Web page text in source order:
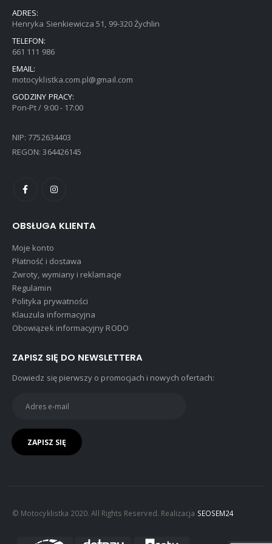
ADRES:
Henryka Sienkiewicza 51, 99-320 Żychlin
TELEFON:
661 111 986
EMAIL:
motocyklistka.com.pl@gmail.com
GODZINY PRACY:
Pon-Pt / 9:00 - 17:00
NIP: 7752634403
REGON: 364426145
OBSŁUGA KLIENTA
Moje konto
Płatność i dostawa
Zwroty, wymiany i reklamacje
Regulamin
Polityka prywatności
Klauzula informacyjna
Obowiązek informacyjny RODO
ZAPISZ SIĘ DO NEWSLETTERA
Dowiedz się pierwszy o promocjach i nowych ofertach:
© Motocyklistka 2020. All Rights Reserved. Realizacja SEOSEM24